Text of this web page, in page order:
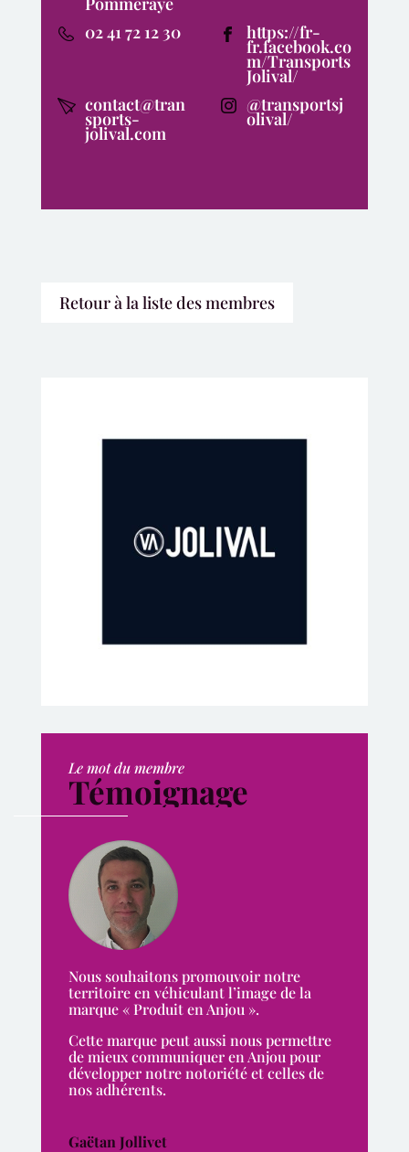
02 41 72 12 30
https://fr-
fr.facebook.co
m/Transports
Jolival/
contact@tran
sports-
jolival.com
@transportsj
olival/
Retour à la liste des membres
Le mot du membre
Témoignage
Nous souhaitons promouvoir notre
territoire en véhiculant l’image de la
marque « Produit en Anjou ».
Cette marque peut aussi nous permettre
de mieux communiquer en Anjou pour
développer notre notoriété et celles de
nos adhérents.
Gaëtan Jollivet